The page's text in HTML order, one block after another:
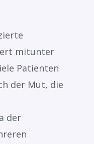
mitunter
Patienten
der Mut, die
der